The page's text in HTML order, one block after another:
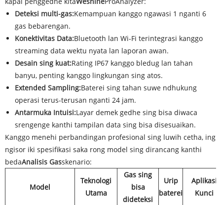
Deteksi multi-gas:Kemampuan kanggo ngawasi 1 nganti 6
gas bebarengan.
Konektivitas Data:Bluetooth lan Wi-Fi terintegrasi kanggo
streaming data wektu nyata lan laporan awan.
Desain sing kuat:Rating IP67 kanggo bledug lan tahan
banyu, penting kanggo lingkungan sing atos.
Extended Sampling:Baterei sing tahan suwe ndhukung
operasi terus-terusan nganti 24 jam.
Antarmuka Intuisi:Layar demek gedhe sing bisa diwaca
srengenge kanthi tampilan data sing bisa disesuaikan.
Kanggo menehi perbandingan profesional sing luwih cetha, ing
ngisor iki spesifikasi saka rong model sing dirancang kanthi
bedaAnalisis Gasskenario:
Model
Teknologi
Utama
Gas sing
bisa
dideteksi
Urip
baterei
Aplikasi
Kunci